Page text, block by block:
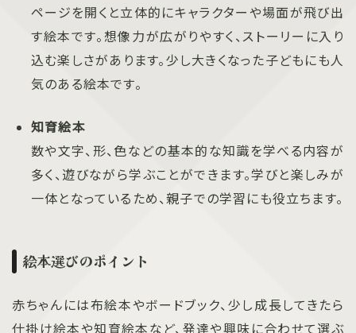
ページを開くと立体的にキャラクターや場面が飛び出
す絵本です。想像力が広がりやすく、ストーリーに入り
込む楽しさがあります。少し大きくなった子どもにも人
気のある絵本です。
知育絵本
数や文字、形、色などの基本的な知識を学べる内容が
多く、遊びながら学ぶことができます。学びと楽しみが
一体となっているため、親子での学習にも役立ちます。
絵本選びのポイント
赤ちゃんには布絵本やボードブック、少し成長してきたら
仕掛け絵本や知育絵本など、発達や興味に合わせて選ぶ